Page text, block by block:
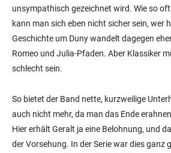
unsympathisch gezeichnet wird. Wie so
kann man sich eben nicht sicher sein, wer
Geschichte um Duny wandelt dagegen
Romeo und Julia-Pfaden. Aber Klassiker
schlecht sein.
So bietet der Band nette, kurzweilige
auch nicht mehr, da man das Ende
Hier erhält Geralt ja eine Belohnung, und
der Vorsehung. In der Serie war dies ganz